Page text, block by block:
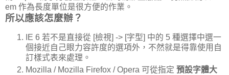
em 作為長度單位是很方便的作業。
所以應該怎麼辦？
IE 6 若不是直接從 [檢視] -> [字型] 中的 5 種選擇中選一
個接近自己眼力容許度的選項外，不然就是得靠使用自
訂樣式表來處理。
Mozilla / Mozilla Firefox / Opera 可從指定 預設字體大